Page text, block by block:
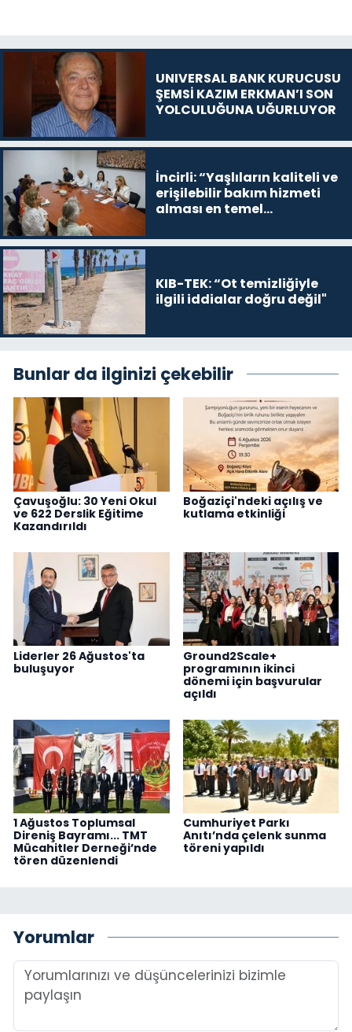
UNIVERSAL BANK KURUCUSU
ŞEMSİ KAZIM ERKMAN’I SON
YOLCULUĞUNA UĞURLUYOR
İncirli: “Yaşlıların kaliteli ve
erişilebilir bakım hizmeti
alması en temel
KIB-TEK: “Ot temizliğiyle
ilgili iddialar doğru değil"
Bunlar da ilginizi çekebilir
Çavuşoğlu: 30 Yeni Okul
ve 622 Derslik Eğitime
Kazandırıldı
Boğaziçi'ndeki açılış ve
kutlama etkinliği
Liderler 26 Ağustos'ta
buluşuyor
Ground2Scale+
programının ikinci
dönemi için başvurular
açıldı
1 Ağustos Toplumsal
Direniş Bayramı... TMT
Mücahitler Derneği’nde
tören düzenlendi
Cumhuriyet Parkı
Anıtı’nda çelenk sunma
töreni yapıldı
Yorumlar